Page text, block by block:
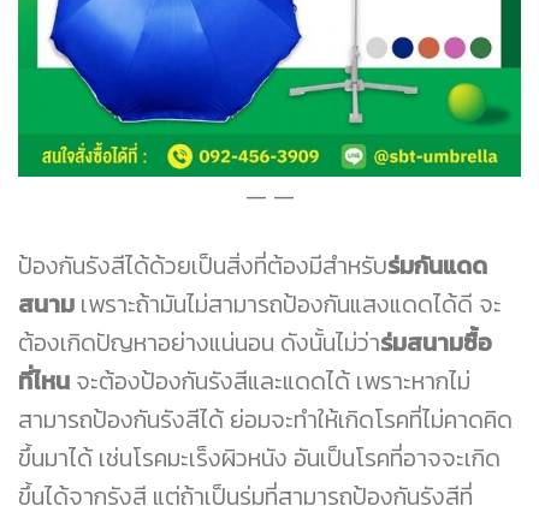
ป้องกันรังสีได้ด้วยเป็นสิ่งที่ต้องมีสำหรับร่มกันแดด
สนาม เพราะถ้ามันไม่สามารถป้องกันแสงแดดได้ดี จะ
ต้องเกิดปัญหาอย่างแน่นอน ดังนั้นไม่ว่าร่มสนามซื้อ
ที่ไหน จะต้องป้องกันรังสีและแดดได้ เพราะหากไม่
สามารถป้องกันรังสีได้ ย่อมจะทำให้เกิดโรคที่ไม่คาดคิด
ขึ้นมาได้ เช่นโรคมะเร็งผิวหนัง อันเป็นโรคที่อาจจะเกิด
ขึ้นได้จากรังสี แต่ถ้าเป็นร่มที่สามารถป้องกันรังสีที่